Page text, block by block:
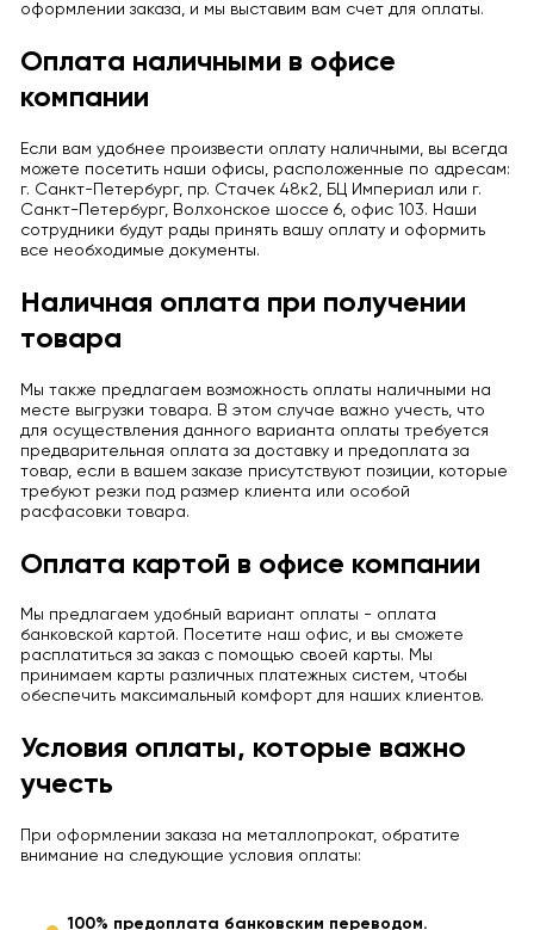
оформлении заказа, и мы выставим вам счет для оплаты.
Оплата наличными в офисе
компании
Если вам удобнее произвести оплату наличными, вы всегда
можете посетить наши офисы, расположенные по адресам:
г. Санкт-Петербург, пр. Стачек 48к2, БЦ Империал или г.
Санкт-Петербург, Волхонское шоссе 6, офис 103. Наши
сотрудники будут рады принять вашу оплату и оформить
все необходимые документы.
Наличная оплата при получении
товара
Мы также предлагаем возможность оплаты наличными на
месте выгрузки товара. В этом случае важно учесть, что
для осуществления данного варианта оплаты требуется
предварительная оплата за доставку и предоплата за
товар, если в вашем заказе присутствуют позиции, которые
требуют резки под размер клиента или особой
расфасовки товара.
Оплата картой в офисе компании
Мы предлагаем удобный вариант оплаты - оплата
банковской картой. Посетите наш офис, и вы сможете
расплатиться за заказ с помощью своей карты. Мы
принимаем карты различных платежных систем, чтобы
обеспечить максимальный комфорт для наших клиентов.
Условия оплаты, которые важно
учесть
При оформлении заказа на металлопрокат, обратите
внимание на следующие условия оплаты:
100% предоплата банковским переводом.